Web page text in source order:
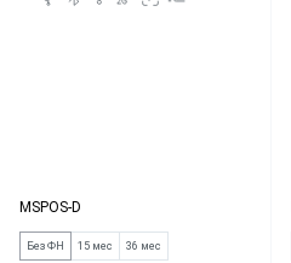
MSPOS-D
Без ФН 15 мес 36 мес